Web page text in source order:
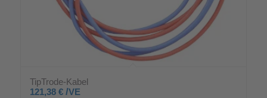
TipTrode-Kabel
121,38 € /VE